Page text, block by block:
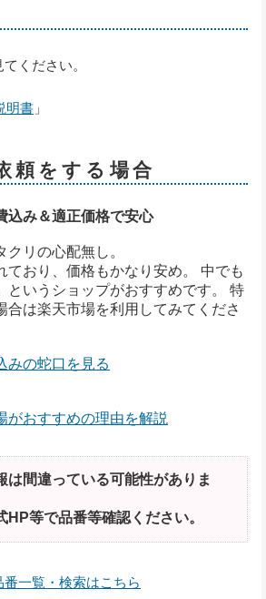
ください。
明書 」
頼をする場合
込み＆適正価格で安心
リの心配無し。
ており、価格もかなり安め。 中でも
というショップがおすすめです。 特
合は楽天市場を利用してみてくださ
みの蛇口を見る
がおすすめの理由を解説
間違っている可能性がありま
HP等で品番等確認ください。
一覧・検索はこちら